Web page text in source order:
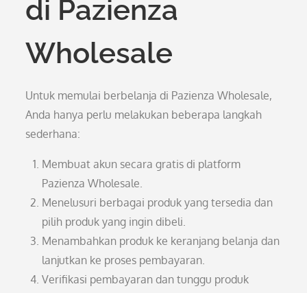
di Pazienza
Wholesale
Untuk memulai berbelanja di Pazienza Wholesale,
Anda hanya perlu melakukan beberapa langkah
sederhana:
Membuat akun secara gratis di platform
Pazienza Wholesale.
Menelusuri berbagai produk yang tersedia dan
pilih produk yang ingin dibeli.
Menambahkan produk ke keranjang belanja dan
lanjutkan ke proses pembayaran.
Verifikasi pembayaran dan tunggu produk